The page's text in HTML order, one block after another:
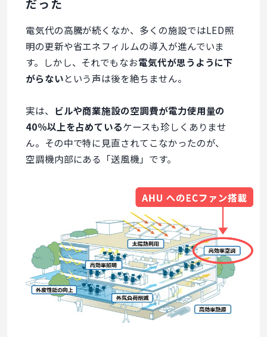
だった
電気代の高騰が続くなか、多くの施設ではLED照
明の更新や省エネフィルムの導入が進んでいま
す。しかし、それでもなお電気代が思うように下
がらないという声は後を絶ちません。
実は、 ビルや商業施設の空調費が電力使用量の
40％以上を占めているケースも珍しくありませ
ん。その中で特に見直されてこなかったのが、
空調機内部にある「送風機」です。